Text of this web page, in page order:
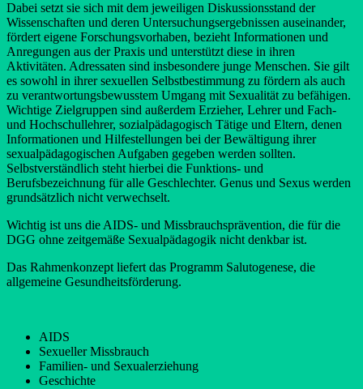
Dabei setzt sie sich mit dem jeweiligen Diskussionsstand der
Wissenschaften und deren Untersuchungsergebnissen auseinander,
fördert eigene Forschungsvorhaben, bezieht Informationen und
Anregungen aus der Praxis und unterstützt diese in ihren
Aktivitäten. Adressaten sind insbesondere junge Menschen. Sie gilt
es sowohl in ihrer sexuellen Selbstbestimmung zu fördern als auch
zu verantwortungsbewusstem Umgang mit Sexualität zu befähigen.
Wichtige Zielgruppen sind außerdem Erzieher, Lehrer und Fach-
und Hochschullehrer, sozialpädagogisch Tätige und Eltern, denen
Informationen und Hilfestellungen bei der Bewältigung ihrer
sexualpädagogischen Aufgaben gegeben werden sollten.
Selbstverständlich steht hierbei die Funktions- und
Berufsbezeichnung für alle Geschlechter. Genus und Sexus werden
grundsätzlich nicht verwechselt.
Wichtig ist uns die AIDS- und Missbrauchsprävention, die für die
DGG ohne zeitgemäße Sexualpädagogik nicht denkbar ist.
Das Rahmenkonzept liefert das Programm Salutogenese, die
allgemeine Gesundheitsförderung.
AIDS
Sexueller Missbrauch
Familien- und Sexualerziehung
Geschichte